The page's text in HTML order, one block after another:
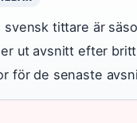
svensk tittare är
ut avsnitt efter
för de senaste